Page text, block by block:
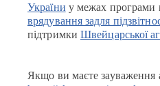
України у межах програми
врядування задля
підтримки Швейцарської
Якщо ви маєте зауваження